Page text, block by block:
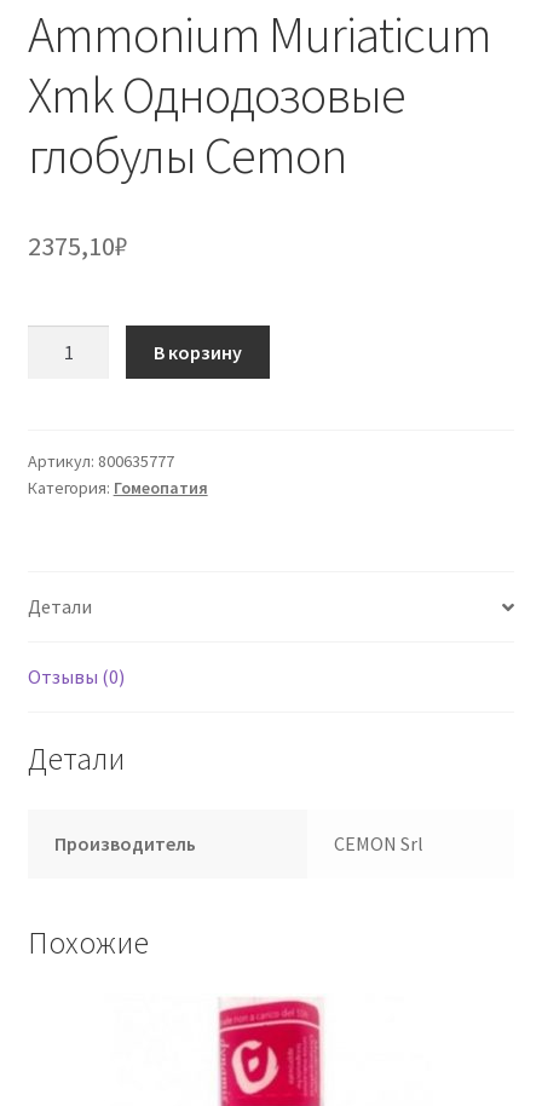
Ammonium Muriaticum
Xmk Однодозовые
глобулы Cemon
2375,10₽
Xmk
Однодозовые
В корзину
Артикул: 800635777
Категория: Гомеопатия
Детали
Отзывы (0)
Детали
Производитель CEMON Srl
Похожие